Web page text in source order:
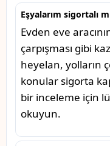
Eşyalarım sigortalı
Evden eve
çarpışması gibi
heyelan, yolların
konular sigorta
bir inceleme için
okuyun.